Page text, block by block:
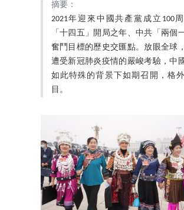
摘要：
2021年迎來中國共產黨成立100
「十四五」開局之年、中共「兩個
奮鬥目標的歷史交匯點。放眼全球
遭受新冠肺炎疫情的嚴峻考驗，中
如此特殊的背景下如期召開，格
目。